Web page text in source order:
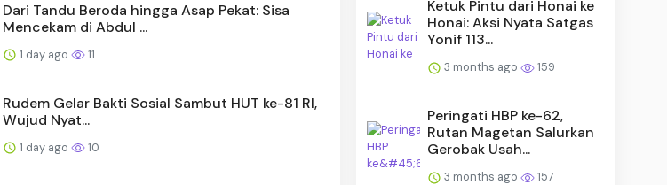
Dari Tandu Beroda hingga Asap Pekat: Sisa
Mencekam di Abdul ...
1 day ago 11
Rudem Gelar Bakti Sosial Sambut HUT ke-81 RI,
Wujud Nyat...
1 day ago 10
Ketuk Pintu dari Honai ke
Honai: Aksi Nyata Satgas
Yonif 113...
3 months ago 159
Peringati HBP ke-62,
Rutan Magetan Salurkan
Gerobak Usah...
3 months ago 157